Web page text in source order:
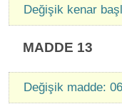
Değişik kenar
MADDE 13
Değişik madde: